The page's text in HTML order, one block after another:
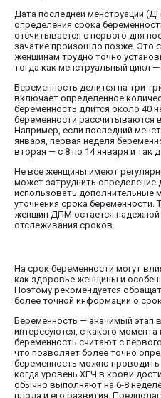
Дата последней менструации
определения срока
отсчитывается с первого дня
зачатие произошло позже. Это
женщинам трудно точно
тогда как менструальный цикл
Беременность делится на три
включает определенное
беременность длится около 40
беременности рассчитываются
Например, если последний
января, первая неделя
вторая — с 8 по 14 января и так
Не все женщины имеют
может затруднить определение
использовать дополнительные
уточнения срока беременности.
женщин ДПМ остается надежной
отслеживания сроков.
На срок беременности могут
как здоровье женщины и
Поэтому рекомендуется
более точной информации о
Беременность — значимый этап
интересуются, с какого
беременность считают с
что позволяет более точно
беременность можно проводить
когда уровень ХГЧ в крови
обычно выполняют на 6-8
плода и его развития.